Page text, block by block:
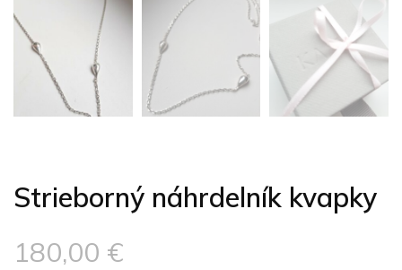
Strieborný náhrdelník kvapky
180,00 €